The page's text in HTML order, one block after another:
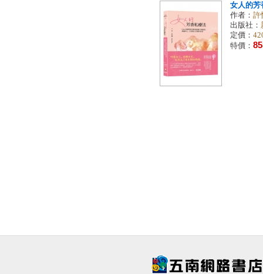
女人的芳
作者： 許
出版社：
定價：
特價： 85